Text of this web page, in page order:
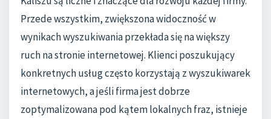
Przede wszystkim, zwiększona widoczność w
wynikach wyszukiwania przekłada się na większy
ruch na stronie internetowej. Klienci poszukujący
konkretnych usług często korzystają z wyszukiwarek
internetowych, a jeśli firma jest dobrze
zoptymalizowana pod kątem lokalnych fraz, istnieje